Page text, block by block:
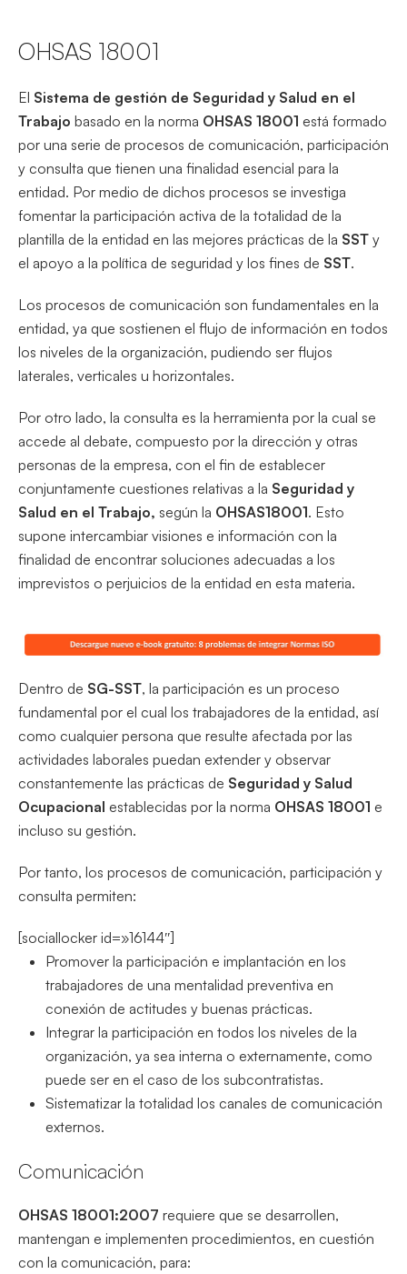
OHSAS 18001
El Sistema de gestión de Seguridad y Salud en el
Trabajo basado en la norma OHSAS 18001 está formado
por una serie de procesos de comunicación, participación
y consulta que tienen una finalidad esencial para la
entidad. Por medio de dichos procesos se investiga
fomentar la participación activa de la totalidad de la
plantilla de la entidad en las mejores prácticas de la SST y
el apoyo a la política de seguridad y los fines de SST.
Los procesos de comunicación son fundamentales en la
entidad, ya que sostienen el flujo de información en todos
los niveles de la organización, pudiendo ser flujos
laterales, verticales u horizontales.
Por otro lado, la consulta es la herramienta por la cual se
accede al debate, compuesto por la dirección y otras
personas de la empresa, con el fin de establecer
conjuntamente cuestiones relativas a la Seguridad y
Salud en el Trabajo, según la OHSAS18001. Esto
supone intercambiar visiones e información con la
finalidad de encontrar soluciones adecuadas a los
imprevistos o perjuicios de la entidad en esta materia.
Dentro de SG-SST, la participación es un proceso
fundamental por el cual los trabajadores de la entidad, así
como cualquier persona que resulte afectada por las
actividades laborales puedan extender y observar
constantemente las prácticas de Seguridad y Salud
Ocupacional establecidas por la norma OHSAS 18001 e
incluso su gestión.
Por tanto, los procesos de comunicación, participación y
consulta permiten:
[sociallocker id=»16144″]
Promover la participación e implantación en los
trabajadores de una mentalidad preventiva en
conexión de actitudes y buenas prácticas.
Integrar la participación en todos los niveles de la
organización, ya sea interna o externamente, como
puede ser en el caso de los subcontratistas.
Sistematizar la totalidad los canales de comunicación
externos.
Comunicación
OHSAS 18001:2007 requiere que se desarrollen,
mantengan e implementen procedimientos, en cuestión
con la comunicación, para: